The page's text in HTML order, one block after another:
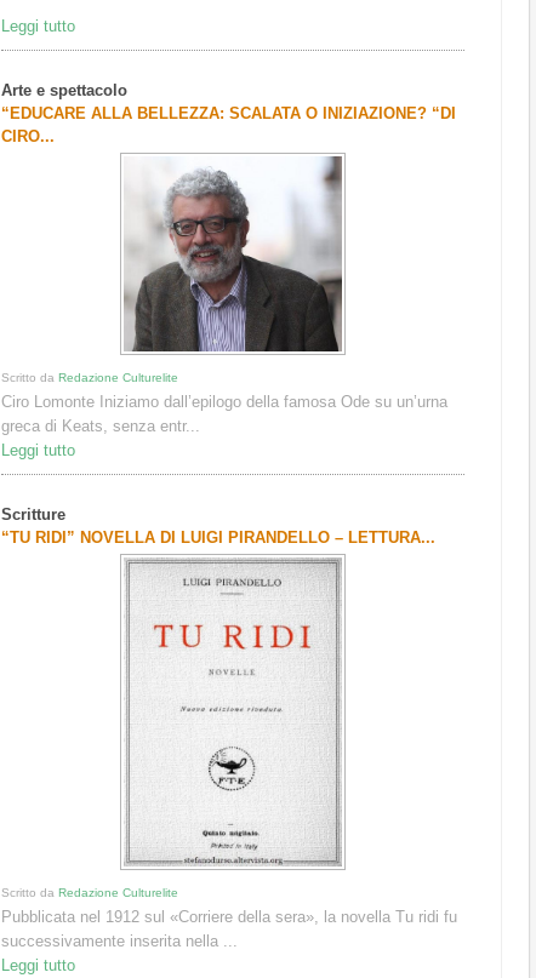
Leggi tutto
Arte e spettacolo
“EDUCARE ALLA BELLEZZA: SCALATA O INIZIAZIONE? “DI
CIRO...
Scritto daRedazione Culturelite
Ciro Lomonte Iniziamo dall’epilogo della famosa Ode su un’urna
greca di Keats, senza entr...
Leggi tutto
Scritture
“TU RIDI” NOVELLA DI LUIGI PIRANDELLO – LETTURA...
Scritto daRedazione Culturelite
Pubblicata nel 1912 sul «Corriere della sera», la novella Tu ridi fu
successivamente inserita nella ...
Leggi tutto